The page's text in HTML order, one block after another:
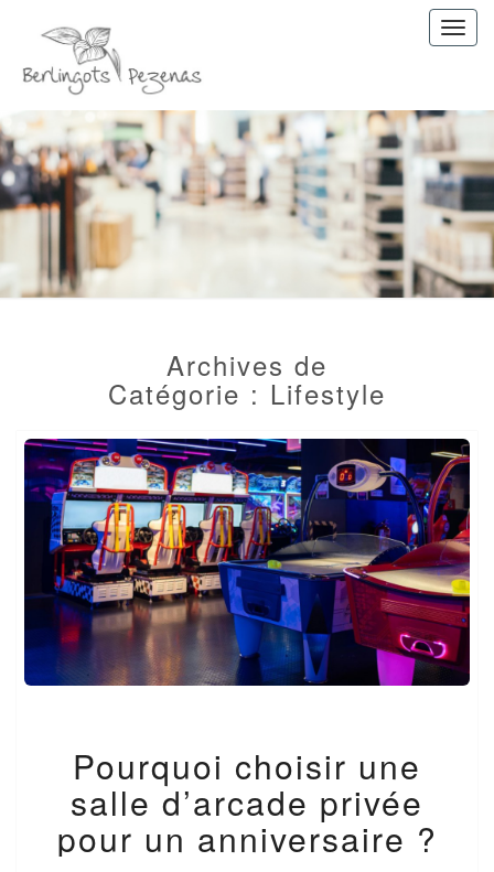
Les
de
Archives de
Catégorie : Lifestyle
CHOISIR
UNE
SALLE
D’ARCADE
PRIVÉE
Pourquoi choisir une
salle d’arcade privée
pour un anniversaire ?